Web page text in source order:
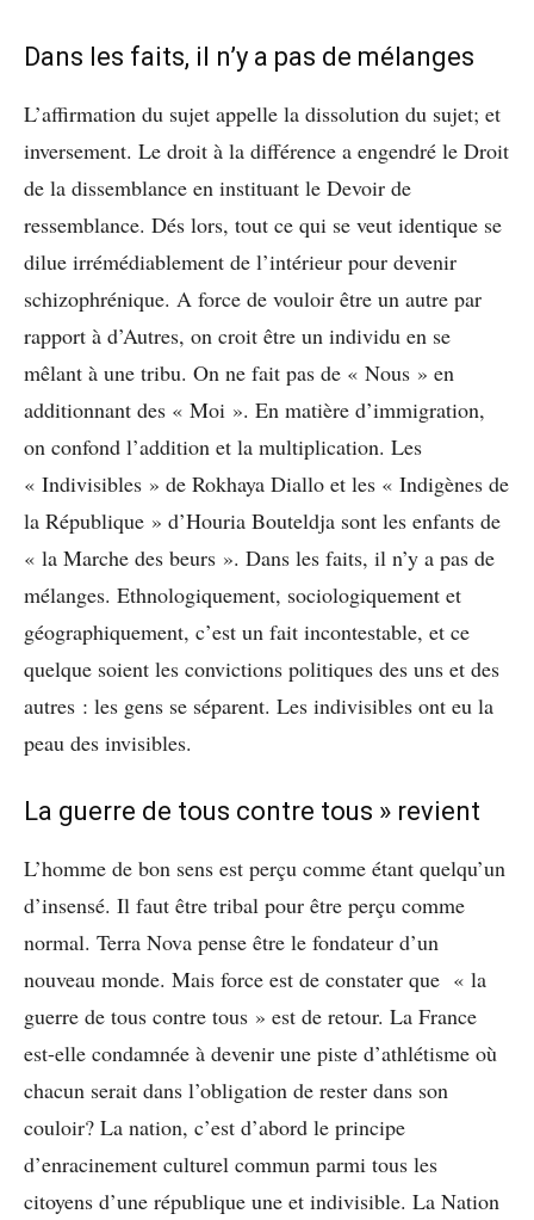
Dans les faits, il n’y a pas de mélanges
L’affirmation du sujet appelle la dissolution du sujet; et
inversement. Le droit à la différence a engendré le Droit
de la dissemblance en instituant le Devoir de
ressemblance. Dés lors, tout ce qui se veut identique se
dilue irrémédiablement de l’intérieur pour devenir
schizophrénique. A force de vouloir être un autre par
rapport à d’Autres, on croit être un individu en se
mêlant à une tribu. On ne fait pas de « Nous » en
additionnant des « Moi ». En matière d’immigration,
on confond l’addition et la multiplication. Les
« Indivisibles » de Rokhaya Diallo et les « Indigènes de
la République » d’Houria Bouteldja sont les enfants de
« la Marche des beurs ». Dans les faits, il n’y a pas de
mélanges. Ethnologiquement, sociologiquement et
géographiquement, c’est un fait incontestable, et ce
quelque soient les convictions politiques des uns et des
autres : les gens se séparent. Les indivisibles ont eu la
peau des invisibles.
La guerre de tous contre tous » revient
L’homme de bon sens est perçu comme étant quelqu’un
d’insensé. Il faut être tribal pour être perçu comme
normal. Terra Nova pense être le fondateur d’un
nouveau monde. Mais force est de constater que « la
guerre de tous contre tous » est de retour. La France
est-elle condamnée à devenir une piste d’athlétisme où
chacun serait dans l’obligation de rester dans son
couloir? La nation, c’est d’abord le principe
d’enracinement culturel commun parmi tous les
citoyens d’une république une et indivisible. La Nation